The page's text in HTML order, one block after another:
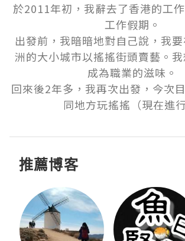
於2011年初，我辭去了香港的工
工作假期。
出發前，我暗暗地對自己說，我
洲的大小城市以搖搖街頭賣藝。
成為職業的滋味。
回來後2年多，我再次出發，今次
同地方玩搖搖（現在進
推薦博客